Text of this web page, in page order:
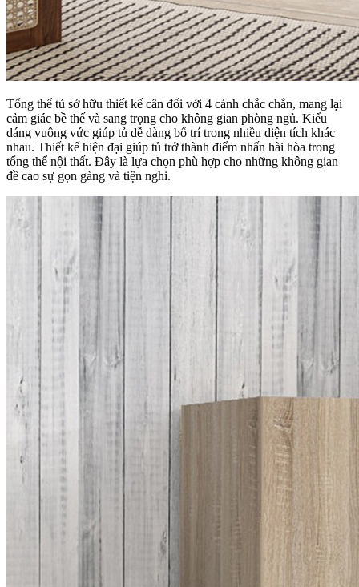
Tổng thể tủ sở hữu thiết kế cân đối với 4 cánh chắc chắn, mang lại
cảm giác bề thế và sang trọng cho không gian phòng ngủ. Kiểu
dáng vuông vức giúp tủ dễ dàng bố trí trong nhiều diện tích khác
nhau. Thiết kế hiện đại giúp tủ trở thành điểm nhấn hài hòa trong
tổng thể nội thất. Đây là lựa chọn phù hợp cho những không gian
đề cao sự gọn gàng và tiện nghi.